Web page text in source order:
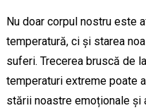
Nu doar corpul nostru este
temperatură, ci și starea
suferi. Trecerea bruscă de
temperaturi extreme poate
stării noastre emoționale și